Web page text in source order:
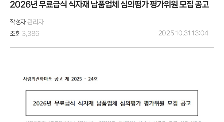
2026년 무료급식 식자재 납품업체 심의평가 평가위원 모집 공고
2025.10.31 13:04
작성자 관리자
조회 3,386